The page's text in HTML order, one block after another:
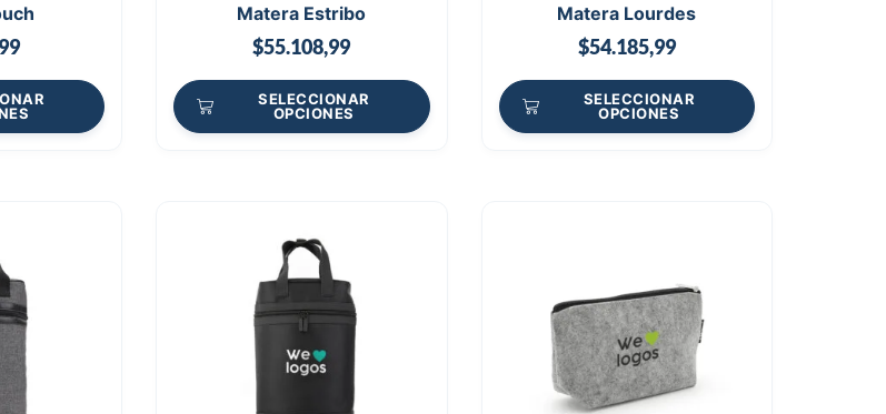
Matera Estribo
$55.108,99
SELECCIONAR
OPCIONES
Matera Lourdes
$54.185,99
SELECCIONAR
OPCIONES